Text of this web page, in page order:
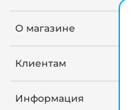
О магазине
Клиентам
Информация